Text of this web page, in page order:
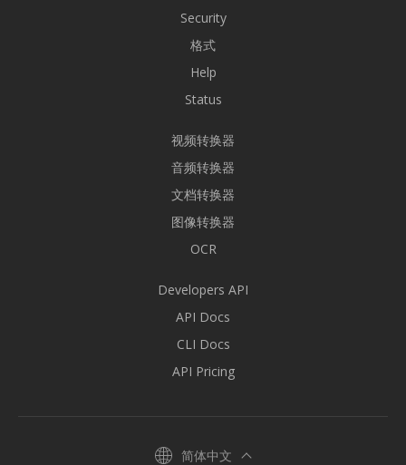
Security
格式
Help
Status
视频转换器
音频转换器
文档转换器
图像转换器
OCR
Developers API
API Docs
CLI Docs
API Pricing
简体中文